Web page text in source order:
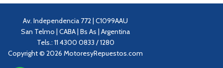
Av. Independencia 772 | C1099AAU
San Telmo | CABA | Bs As | Argentina
Tels.: 11 4300 0833 / 1280
Copyright © 2026 MotoresyRepuestos.com